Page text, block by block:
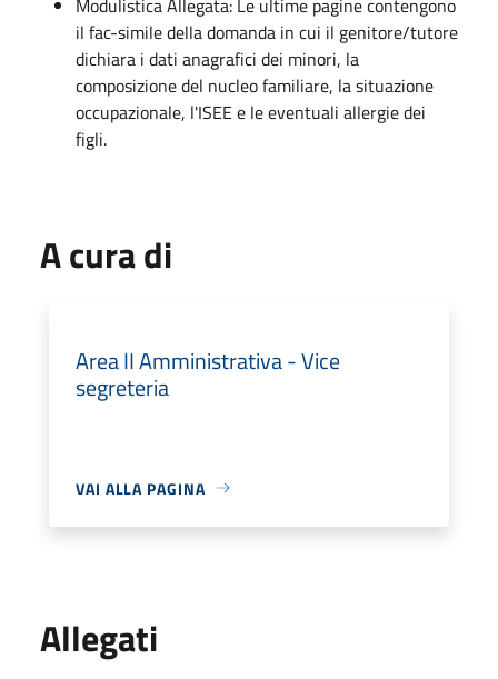
il fac-simile della domanda in cui il genitore/tutore
dichiara i dati anagrafici dei minori, la
composizione del nucleo familiare, la situazione
occupazionale, l'ISEE e le eventuali allergie dei
figli.
A cura di
Area II Amministrativa - Vice
segreteria
VAI ALLA PAGINA
Allegati